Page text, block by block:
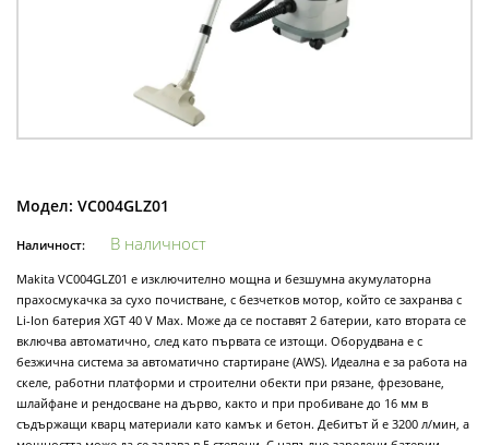
Модел: VC004GLZ01
Наличност: В наличност
Makita VC004GLZ01 е изключително мощна и безшумна акумулаторна
прахосмукачка за сухо почистване, с безчетков мотор, който се захранва с
Li-Ion батерия XGT 40 V Max. Може да се поставят 2 батерии, като втората се
включва автоматично, след като първата се изтощи. Оборудвана е с
безжична система за автоматично стартиране (AWS). Идеална е за работа на
скеле, работни платформи и строителни обекти при рязане, фрезоване,
шлайфане и рендосване на дърво, както и при пробиване до 16 мм в
съдържащи кварц материали като камък и бетон. Дебитът й е 3200 л/мин, а